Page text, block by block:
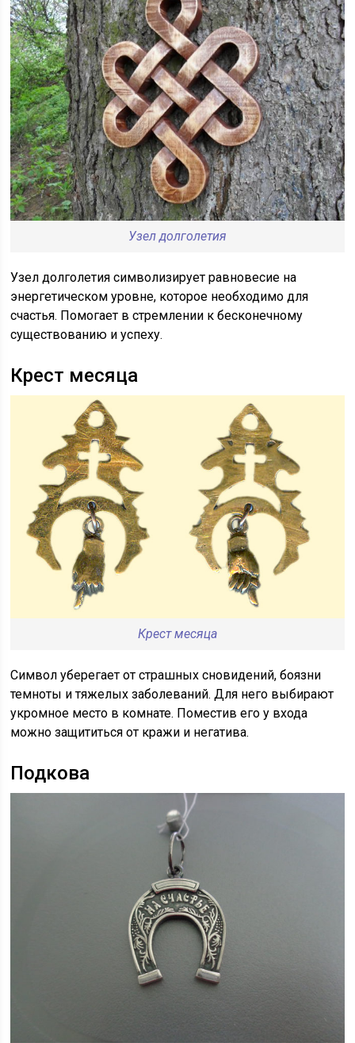
Узел долголетия
Узел долголетия символизирует равновесие на
энергетическом уровне, которое необходимо для
счастья. Помогает в стремлении к бесконечному
существованию и успеху.
Крест месяца
Крест месяца
Символ уберегает от страшных сновидений, боязни
темноты и тяжелых заболеваний. Для него выбирают
укромное место в комнате. Поместив его у входа
можно защититься от кражи и негатива.
Подкова